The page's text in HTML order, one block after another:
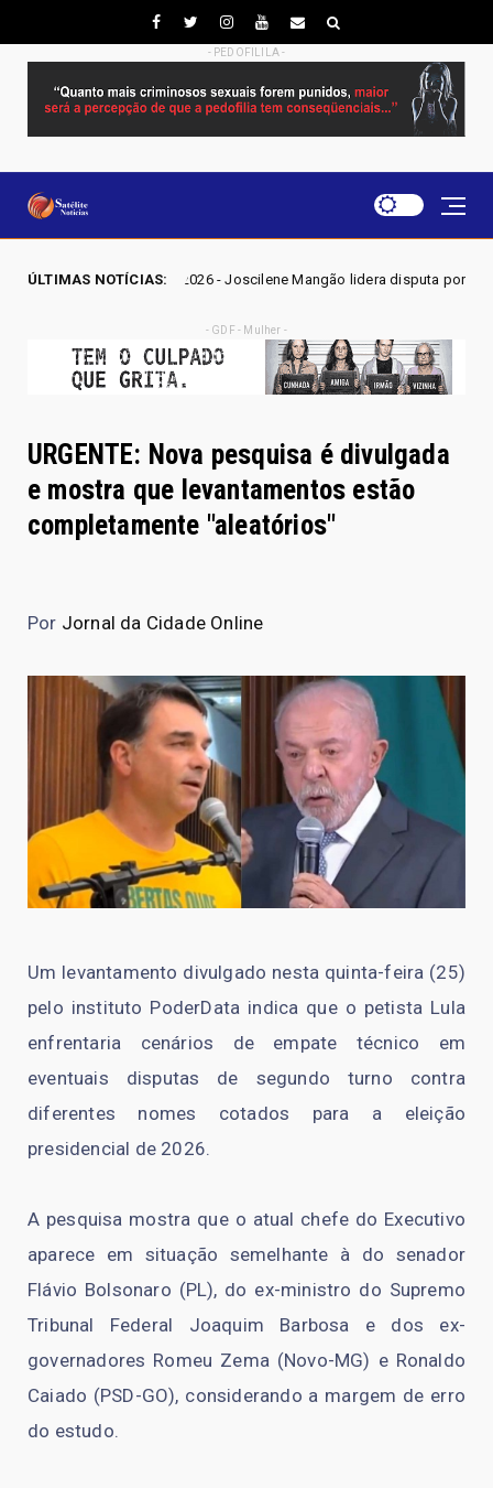
- PEDOFILILA -
ÚLTIMAS NOTÍCIAS:
2026 - Joscilene Mangão lidera disputa por vaga na Alego em Novo
- GDF - Mulher -
URGENTE: Nova pesquisa é divulgada
e mostra que levantamentos estão
completamente "aleatórios"
Por Jornal da Cidade Online
Um levantamento divulgado nesta quinta-feira (25)
pelo instituto PoderData indica que o petista Lula
enfrentaria cenários de empate técnico em
eventuais disputas de segundo turno contra
diferentes nomes cotados para a eleição
presidencial de 2026.
A pesquisa mostra que o atual chefe do Executivo
aparece em situação semelhante à do senador
Flávio Bolsonaro (PL), do ex-ministro do Supremo
Tribunal Federal Joaquim Barbosa e dos ex-
governadores Romeu Zema (Novo-MG) e Ronaldo
Caiado (PSD-GO), considerando a margem de erro
do estudo.